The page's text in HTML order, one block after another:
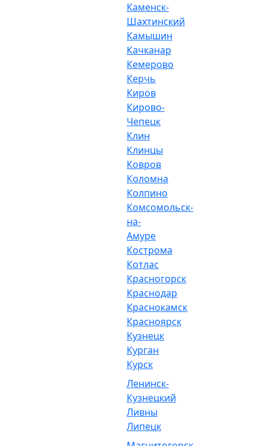
Каменск-
Шахтинский
Камышин
Качканар
Кемерово
Керчь
Киров
Кирово-
Чепецк
Клин
Клинцы
Ковров
Коломна
Колпино
Комсомольск-
на-
Амуре
Кострома
Котлас
Красногорск
Краснодар
Краснокамск
Красноярск
Кузнецк
Курган
Курск
Ленинск-
Кузнецкий
Ливны
Липецк